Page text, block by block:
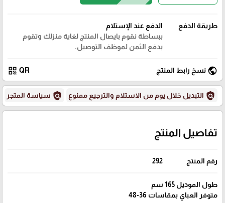
طريقة الدفع
الدفع عند الإستلام
ببساطة نقوم بايصال المنتج لغاية منزلك وتقوم
بدفع الثمن لموظف التوصيل.
public نسخ رابط المنتج QR
qr_code
policy التبديل خلال يوم من الاستلام والترجيع ممنوع policy سياسة المتجر
تفاصيل المنتج
رقم المنتج 292
طول الموديل 165 سم
متوفر العباي بمقاسات 36-48